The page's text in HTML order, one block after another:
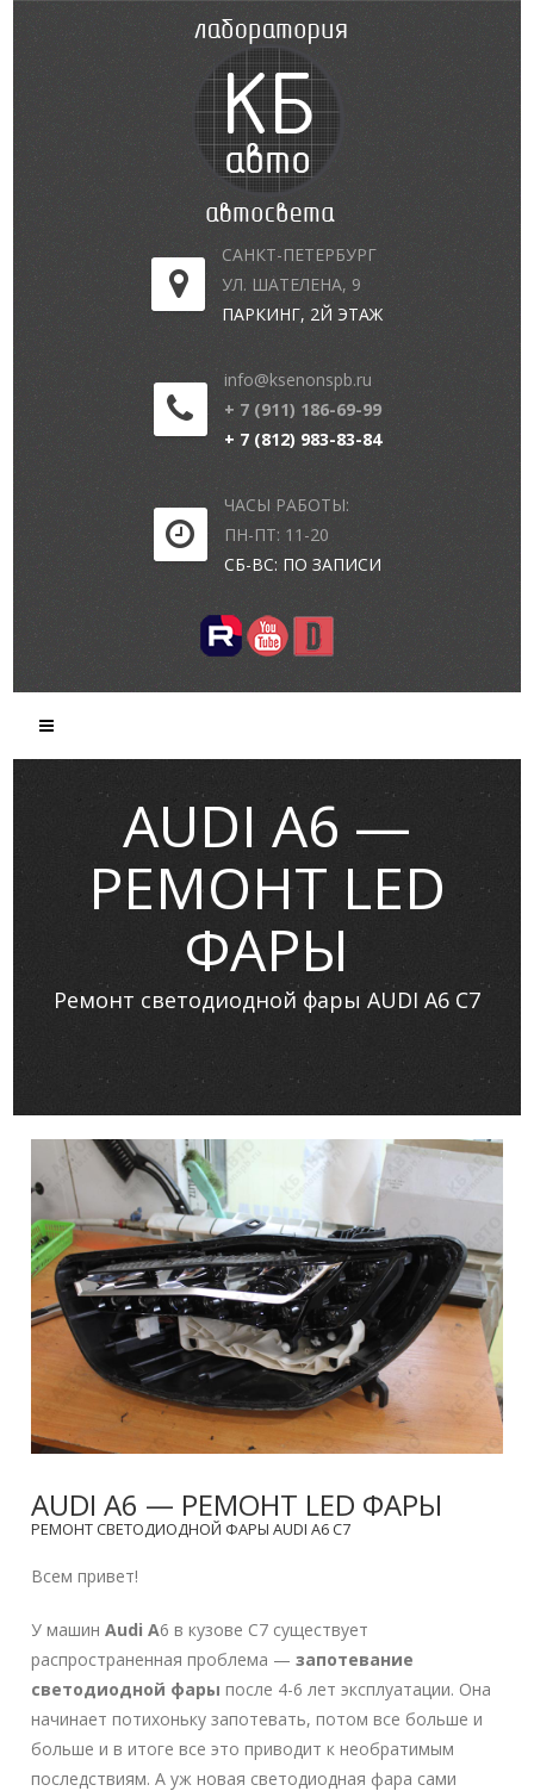
САНКТ-ПЕТЕРБУРГ
УЛ. ШАТЕЛЕНА, 9
ПАРКИНГ, 2Й ЭТАЖ
info@ksenonspb.ru
+ 7 (911) 186-69-99
+ 7 (812) 983-83-84
ЧАСЫ РАБОТЫ:
ПН-ПТ: 11-20
СБ-ВС: ПО ЗАПИСИ
AUDI A6 —
РЕМОНТ LED
ФАРЫ
Ремонт светодиодной фары AUDI A6 C7
AUDI A6 — РЕМОНТ LED ФАРЫ
РЕМОНТ СВЕТОДИОДНОЙ ФАРЫ AUDI A6 C7
Всем привет!
У машинAudi A6 в кузове C7 существует
распространенная проблема —запотевание
светодиодной фары после 4-6 лет эксплуатации. Она
начинает потихоньку запотевать, потом все больше и
больше и в итоге все это приводит к необратимым
последствиям. А уж новая светодиодная фара сами